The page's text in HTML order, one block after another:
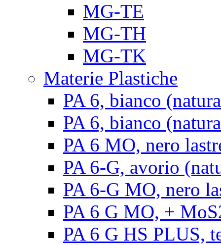
MG-TE
MG-TH
MG-TK
Materie Plastiche
PA 6, bianco
PA 6, bianco
PA 6 MO, nero
PA 6-G, avorio
PA 6-G MO, nero
PA 6 G MO, +
PA 6 G HS PLUS,